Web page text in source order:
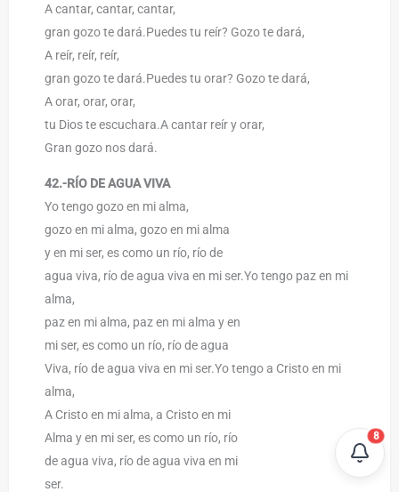
A cantar, cantar, cantar,
gran gozo te dará.Puedes tu reír? Gozo te dará,
A reír, reír, reír,
gran gozo te dará.Puedes tu orar? Gozo te dará,
A orar, orar, orar,
tu Dios te escuchara.A cantar reír y orar,
Gran gozo nos dará.
42.-RÍO DE AGUA VIVA
Yo tengo gozo en mi alma,
gozo en mi alma, gozo en mi alma
y en mi ser, es como un río, río de
agua viva, río de agua viva en mi ser.Yo tengo paz en mi
alma,
paz en mi alma, paz en mi alma y en
mi ser, es como un río, río de agua
Viva, río de agua viva en mi ser.Yo tengo a Cristo en mi
alma,
A Cristo en mi alma, a Cristo en mi
Alma y en mi ser, es como un río, río
de agua viva, río de agua viva en mi
ser.
8